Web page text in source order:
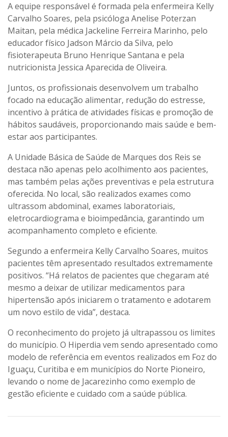
A equipe responsável é formada pela enfermeira Kelly
Carvalho Soares, pela psicóloga Anelise Poterzan
Maitan, pela médica Jackeline Ferreira Marinho, pelo
educador físico Jadson Márcio da Silva, pelo
fisioterapeuta Bruno Henrique Santana e pela
nutricionista Jessica Aparecida de Oliveira.
Juntos, os profissionais desenvolvem um trabalho
focado na educação alimentar, redução do estresse,
incentivo à prática de atividades físicas e promoção de
hábitos saudáveis, proporcionando mais saúde e bem-
estar aos participantes.
A Unidade Básica de Saúde de Marques dos Reis se
destaca não apenas pelo acolhimento aos pacientes,
mas também pelas ações preventivas e pela estrutura
oferecida. No local, são realizados exames como
ultrassom abdominal, exames laboratoriais,
eletrocardiograma e bioimpedância, garantindo um
acompanhamento completo e eficiente.
Segundo a enfermeira Kelly Carvalho Soares, muitos
pacientes têm apresentado resultados extremamente
positivos. “Há relatos de pacientes que chegaram até
mesmo a deixar de utilizar medicamentos para
hipertensão após iniciarem o tratamento e adotarem
um novo estilo de vida”, destaca.
O reconhecimento do projeto já ultrapassou os limites
do município. O Hiperdia vem sendo apresentado como
modelo de referência em eventos realizados em Foz do
Iguaçu, Curitiba e em municípios do Norte Pioneiro,
levando o nome de Jacarezinho como exemplo de
gestão eficiente e cuidado com a saúde pública.